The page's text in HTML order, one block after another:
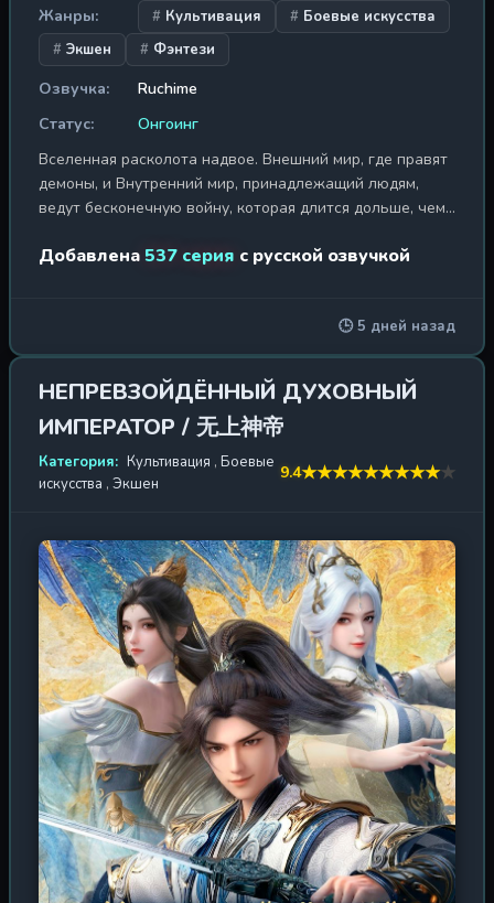
Жанры: Культивация
Боевые искусства
Экшен
Фэнтези
Озвучка:
Ruchime
Статус:
Онгоинг
Вселенная расколота надвое. Внешний мир, где правят
демоны, и Внутренний мир, принадлежащий людям,
ведут бесконечную войну, которая длится дольше, чем
очередь, разделён на три царства: Небожителей,
континенте Тяньфа, живёт молодой культиватор,
которому суждено бросить вызов самой судьбе. Зовут
его Тан Лунь, и его путь — это череда предательств,
смертельных испытаний и обретения невероятной
силы. В прошлом он был одним из Девяти Императоров
внешнего мира, но пал жертвой заговора, потеряв всё:
своё тело, силу, положение. Однако, когда надежда,
кажется, утрачена навсегда, его дух возрождается
восстановить своё могущество, но и отомстить тем, кто
предал его. Теперь, обладая знаниями прошлой жизни
и непоколебимой волей, он начинает восхождение с
самых низов. Сражаясь с демонами, могущественными
кланами и древними чудовищами, Тан Лунь постигает
тайны боевых искусств, алхимии и культивации. Но
сможет ли он, пройдя через ад боли и потерь, не
просто выжить, а вознестись к вершинам, откуда
правит само Небо? Это история о том, как один человек
решил бросить вызов богам и изменить саму ткань
реальности. Каждая капля крови, каждая выигранная
битва приближает его к цели — стать тем, кто
противостоит небесам.
Добавлена 537 серия с русской озвучкой
🕒 5 дней назад
НЕПРЕВЗОЙДЁННЫЙ ДУХОВНЫЙ
ИМПЕРАТОР / 无上神帝
Категория: Культивация , Боевые
искусства , Экшен
9.4★★★★★★★★★★